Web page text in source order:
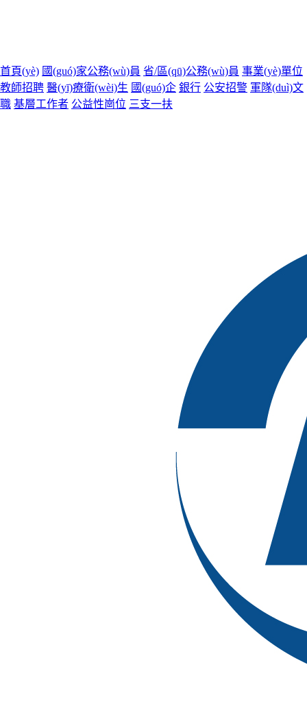
首頁(yè) 國(guó)家公務(wù)員 省/區(qū)公務(wù)員 事業(yè)單位
教師招聘 醫(yī)療衛(wèi)生 國(guó)企 銀行 公安招警 軍隊(duì)文
職 基層工作者 公益性崗位 三支一扶
您現(xiàn)在所在的位置： 首頁(yè)
序曲：撥開迷霧，看清國(guó)考
國(guó)考面試，宛如一場(chǎng)智慧與
臨場(chǎng)反應(yīng)的較量，它不
僅是考察你知識(shí)儲(chǔ)備的平臺(tái)，
更是展現(xiàn)你綜合素質(zhì)、溝通能力和潛
(zhǔn)備過(guò)程中，常常會(huì)陷入一個
(gè)誤區(qū)：以為面試就是考臨場(chǎng)發(fā)
揮，或是死記硬背一些“萬(wàn)能答
案”。殊不知，一場(chǎng)成功的面試，背后
一定有一套科學(xué)、系統(tǒng)的學
從零開始，我們?cè)撊绾螢檫@場(chǎng)“硬仗”
鋪設(shè)一條清晰的學(xué)習(xí)路徑呢？
第一樂(lè)章：認(rèn)知先行——理解面試的“為